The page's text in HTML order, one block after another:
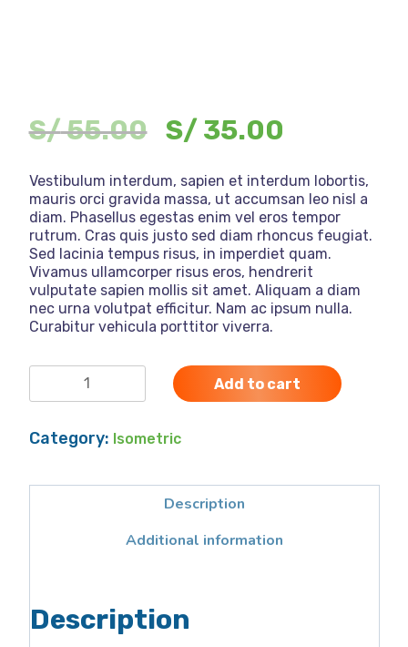
S/55.00 S/35.00
Vestibulum interdum, sapien et interdum lobortis,
mauris orci gravida massa, ut accumsan leo nisl a
diam. Phasellus egestas enim vel eros tempor
rutrum. Cras quis justo sed diam rhoncus feugiat.
Sed lacinia tempus risus, in imperdiet quam.
Vivamus ullamcorper risus eros, hendrerit
vulputate sapien mollis sit amet. Aliquam a diam
nec urna volutpat efficitur. Nam ac ipsum nulla.
Curabitur vehicula porttitor viverra.
Add to cart
Category: Isometric
Description
Additional information
Description